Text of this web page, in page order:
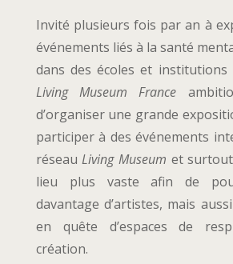
Invité plusieurs fois par an à
événements liés à la santé
dans des écoles et institutions
Living Museum France
d’organiser une grande
participer à des événements
réseauLiving Museum et
lieu plus vaste afin de
davantage d’artistes, mais
en quête d’espaces de
création.